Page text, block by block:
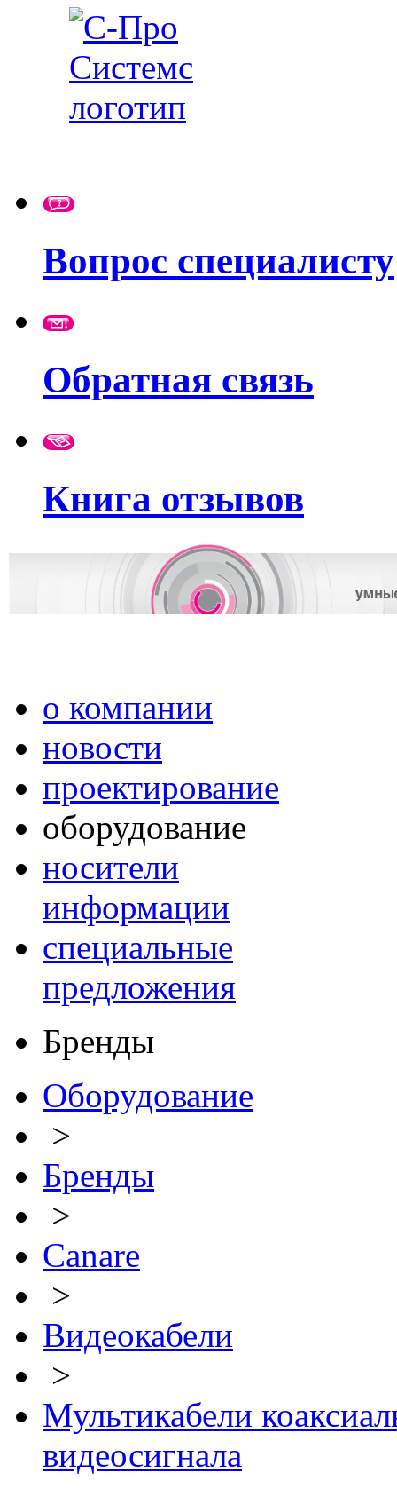
Вопрос специалисту
Обратная связь
Книга отзывов
о компании
новости
проектирование
оборудование
носители
информации
специальные
предложения
Бренды
Оборудование
>
Бренды
>
Canare
>
Видеокабели
>
Мультикабели
видеосигнала